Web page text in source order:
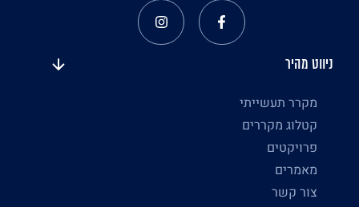
ניווט מהיר
מקרר תעשייתי
קטלוג מקררים
פרויקטים
מאמרים
צור קשר